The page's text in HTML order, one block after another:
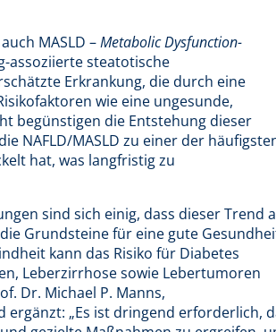
MASLD –Metabolic Dysfunction-
assoziierte steatotische
Erkrankung, die durch eine
wie eine ungesunde,
begünstigen die Entstehung dieser
NAFLD/MASLD zu einer der
hat, was langfristig zu
sind sich einig, dass dieser Trend
Grundsteine für eine gute
kann das Risiko für Diabetes
Leberzirrhose sowie Lebertumoren
Dr. Michael P. Manns,
„Es ist dringend erforderlich,